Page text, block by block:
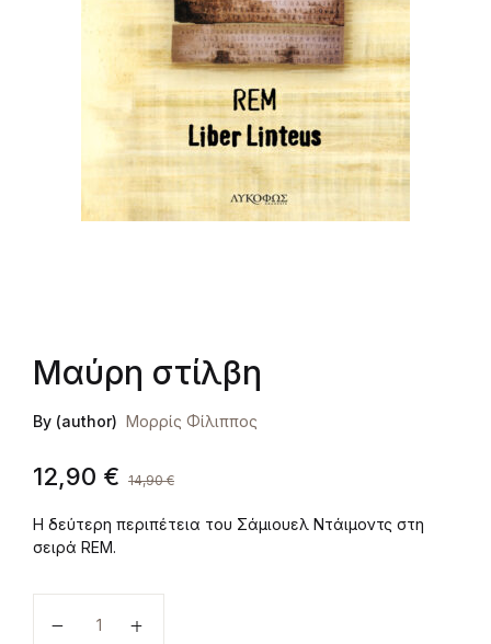
Μαύρη στίλβη
By (author) Μορρίς Φίλιππος
12,90 € 14,90€
Η δεύτερη περιπέτεια του Σάμιουελ Ντάιμοντς στη
σειρά REM.